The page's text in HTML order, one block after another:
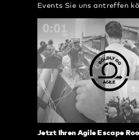
Events Sie uns antreffen
Jetzt Ihren Agile Escape